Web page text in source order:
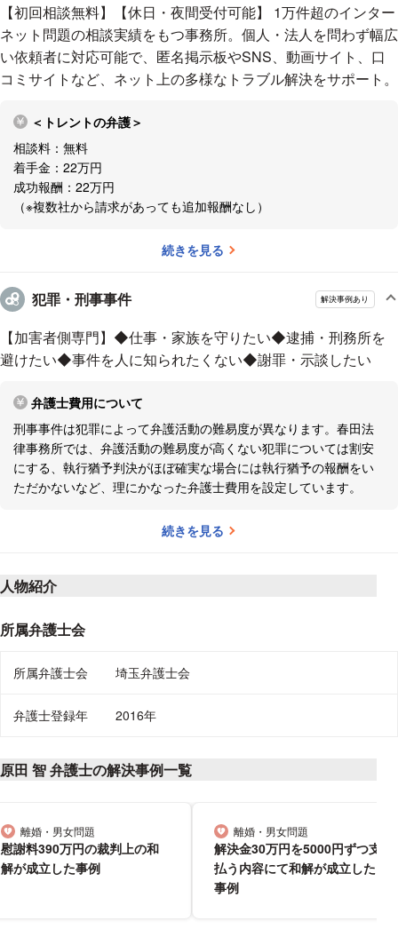
弁護士費用は、他のサービスと比較しても決して安くはありま
せん。直ぐに依頼をしたいけれども今は手持ちに余裕がないと
いう場合には、お気軽に分割支払いについてご相談ください。
電話、LINE、メールのご相談は無料！まずはご相談く
ださい！
電話相談、メール相談はいずれも初回相談無料です。不安、悩
みを抱えている方は、できるだけ早く、春田法律事務所にご相
【LINE無料相談は下記リンクから友達追加】
https://lin.ee/u4rMUaB
↓
来社又はテレビ電話などによるオンライン面談
ご依頼
弁護活動開始
春田法律事務所 ホームページ：https://haruta-lo.com/
【初回相談無料】【休日・夜間受付可能】 1万件超のインター
ネット問題の相談実績をもつ事務所。個人・法人を問わず幅広
い依頼者に対応可能で、匿名掲示板やSNS、動画サイト、口
コミサイトなど、ネット上の多様なトラブル解決をサポート。
＜トレントの弁護＞
相談料：無料
着手金：22万円
成功報酬：22万円
（※複数社から請求があっても追加報酬なし）
続きを見る
犯罪・刑事事件 解決事例あり
【加害者側専門】◆仕事・家族を守りたい◆逮捕・刑務所を
避けたい◆事件を人に知られたくない◆謝罪・示談したい
弁護士費用について
刑事事件は犯罪によって弁護活動の難易度が異なります。春田法
律事務所では、弁護活動の難易度が高くない犯罪については割安
にする、執行猶予判決がほぼ確実な場合には執行猶予の報酬をい
ただかないなど、理にかなった弁護士費用を設定しています。
続きを見る
人物紹介
所属弁護士会
所属弁護士会 埼玉弁護士会
弁護士登録年 2016年
原田 智 弁護士の解決事例一覧
離婚・男女問題
分野
慰謝料390万円の裁判上の和
解が成立した事例
離婚・男女問題
分野
解決金30万円を5000円ずつ支
払う内容にて和解が成立した
事例